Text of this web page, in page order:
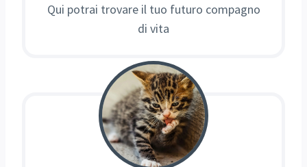
Qui potrai trovare il tuo futuro compagno
di vita